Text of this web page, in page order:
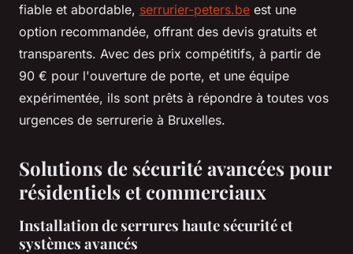
fiable et abordable, serrurier-peters.be est une
option recommandée, offrant des devis gratuits et
transparents. Avec des prix compétitifs, à partir de
90 € pour l'ouverture de porte, et une équipe
expérimentée, ils sont prêts à répondre à toutes vos
urgences de serrurerie à Bruxelles.
Solutions de sécurité avancées pour
résidentiels et commerciaux
Installation de serrures haute sécurité et
systèmes avancés